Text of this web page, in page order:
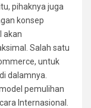
pihaknya juga
konsep
akan
Salah satu
untuk
dalamnya.
pemulihan
Internasional.